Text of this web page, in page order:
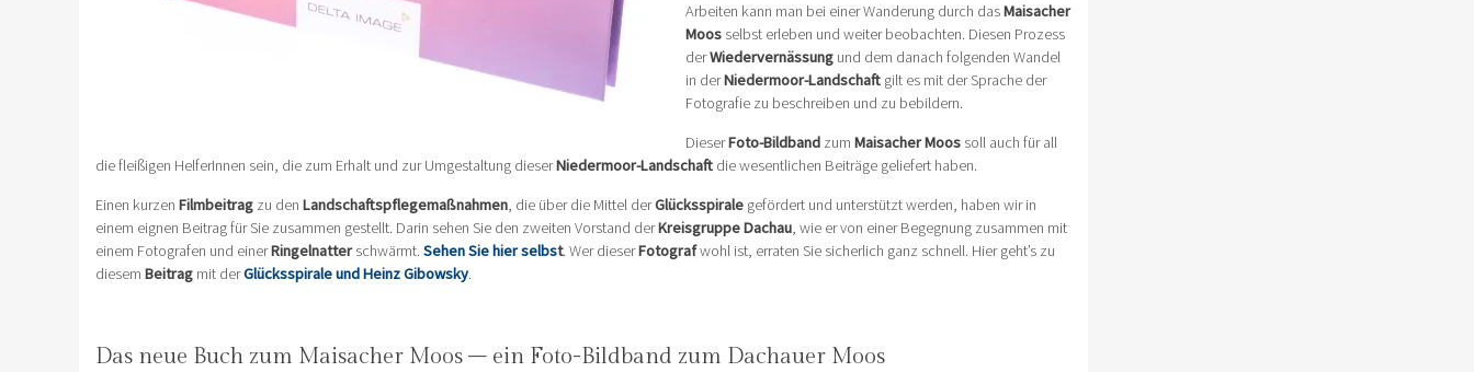
Arbeiten kann man bei einer Wanderung durch dasMaisacher
Moos selbst erleben und weiter beobachten. Diesen Prozess
derWiedervernässung und dem danach folgenden Wandel
in derNiedermoor-Landschaft gilt es mit der Sprache der
Fotografie zu beschreiben und zu bebildern.
DieserFoto-Bildband zum Maisacher Moos soll auch für all
die fleißigen HelferInnen sein, die zum Erhalt und zur Umgestaltung dieserNiedermoor-Landschaft die wesentlichen Beiträge geliefert haben.
Einen kurzen Filmbeitrag zu den Landschaftspflegemaßnahmen, die über die Mittel derGlücksspirale gefördert und unterstützt werden, haben wir in
einem eignen Beitrag für Sie zusammen gestellt. Darin sehen Sie den zweiten Vorstand derKreisgruppe Dachau, wie er von einer Begegnung zusammen mit
einem Fotografen und einerRingelnatterschwärmt. Sehen Sie hier selbst. Wer dieserFotografwohl ist, erraten Sie sicherlich ganz schnell. Hier geht’s zu
diesem Beitrag mit derGlücksspirale und Heinz Gibowsky.
Das neue Buch zum Maisacher Moos – ein Foto-Bildband zum Dachauer Moos